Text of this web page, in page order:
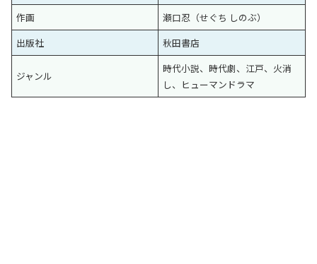
作画
瀬口忍（せぐち しのぶ）
出版社
秋田書店
ジャンル
時代小説、時代劇、江戸、火消
し、ヒューマンドラマ